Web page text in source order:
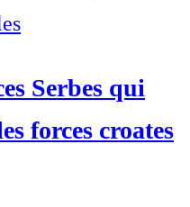
Serbes qui
forces croates